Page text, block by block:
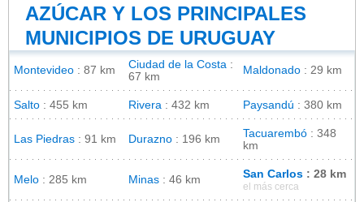
AZÚCAR Y LOS PRINCIPALES
MUNICIPIOS DE URUGUAY
Montevideo : 87 km Ciudad de la Costa :
67 km
Maldonado : 29 km
Salto : 455 km Rivera : 432 km Paysandú : 380 km
Las Piedras : 91 km Durazno : 196 km Tacuarembó : 348
km
Melo : 285 km Minas : 46 km San Carlos : 28 km
el más cerca